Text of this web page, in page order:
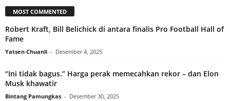
MOST COMMENTED
Robert Kraft, Bill Belichick di antara finalis Pro Football Hall of
Fame
Yatsen Chuanli - Desember 4, 2025
“Ini tidak bagus.” Harga perak memecahkan rekor – dan Elon
Musk khawatir
Bintang Pamungkas - Desember 30, 2025